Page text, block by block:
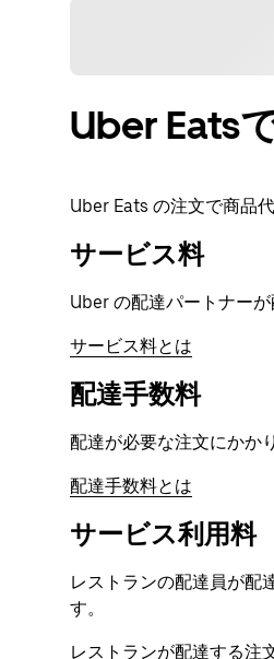
Uber Eats
Uber Eats の注文で商品
サービス料
Uber の配達パートナー
サービス料とは
配達手数料
配達が必要な注文にかか
配達手数料とは
サービス利用料
レストランの配達員が配
す。
レストランが配達する注